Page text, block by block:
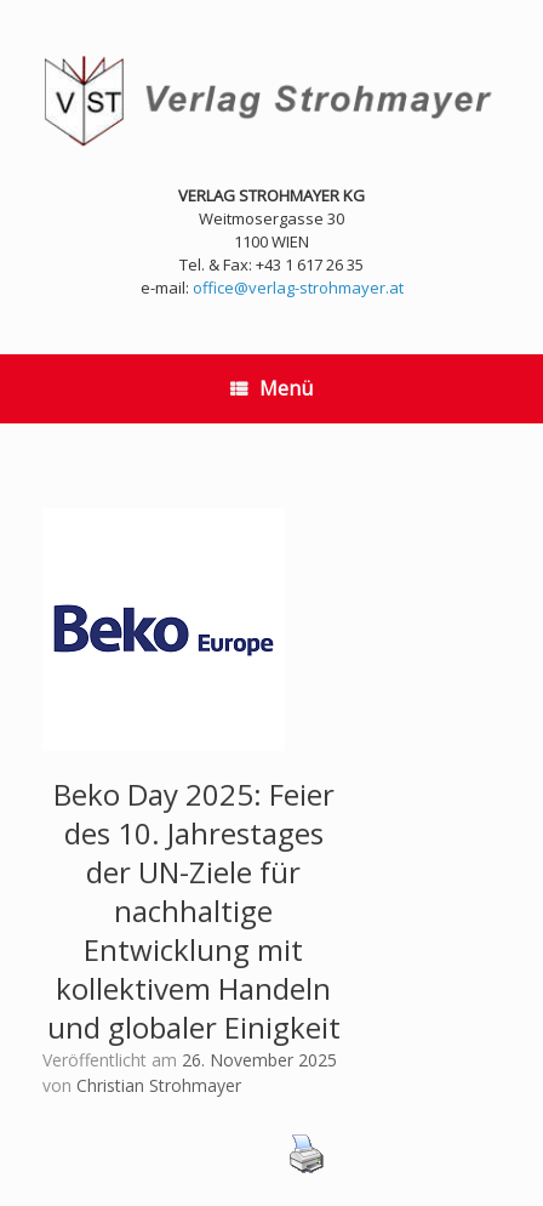
springen
VERLAG STROHMAYER KG
Weitmosergasse 30
1100 WIEN
Tel. & Fax: +43 1 617 26 35
e-mail: office@verlag-strohmayer.at
Menü
Beko Day 2025: Feier
des 10. Jahrestages
der UN-Ziele für
nachhaltige
Entwicklung mit
kollektivem Handeln
und globaler Einigkeit
Veröffentlicht am 26. November 2025
von Christian Strohmayer